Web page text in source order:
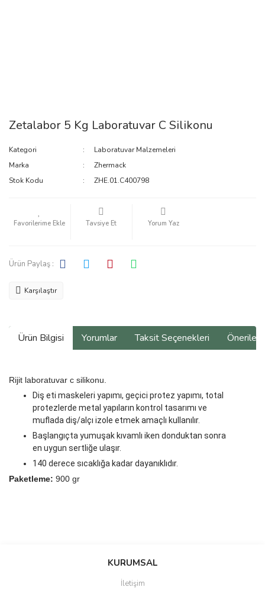
Zetalabor 5 Kg Laboratuvar C Silikonu
Kategori
Laboratuvar Malzemeleri
Marka
Zhermack
Stok Kodu
ZHE.01.C400798
Tavsiye Et Yorum Yaz
Ürün Paylaş :
Karşılaştır
Ürün Bilgisi Yorumlar Taksit Seçenekleri
Rijit laboratuvar c silikonu.
Diş eti maskeleri yapımı, geçici protez yapımı, total
protezlerde metal yapıların kontrol tasarımı ve
muflada diş/alçı izole etmek amaçlı kullanılır.
Başlangıçta yumuşak kıvamlı iken donduktan sonra
en uygun sertliğe ulaşır.
140 derece sıcaklığa kadar dayanıklıdır.
Paketleme: 900 gr
Bu ürüne ilk yorumu siz yapın!
KURUMSAL
İletişim